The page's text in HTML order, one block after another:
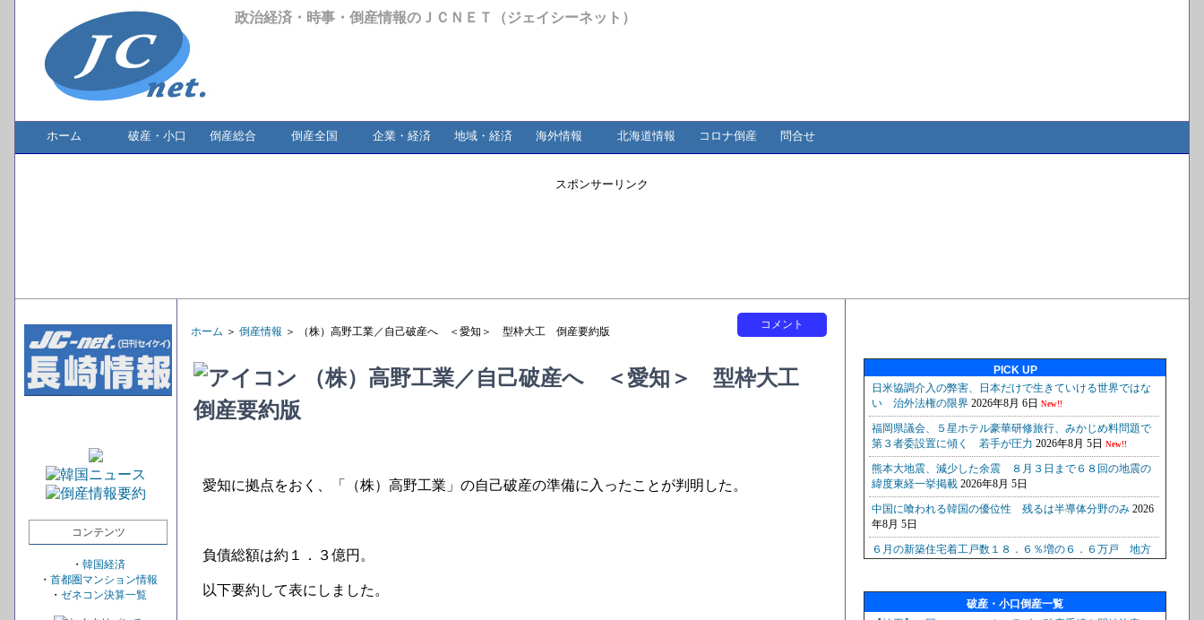
政治経済・時事・倒産情報のＪＣＮＥＴ（ジェイシーネット）
ホーム 破産・小口 倒産総合 倒産全国 企業・経済 地域・経済 海外情報 北海道情報 コロナ倒産 問合せ
スポンサーリンク
コンテンツ
・ 韓国経済
・ 首都圏マンション情報
・ ゼネコン決算一覧
コメント
ホーム ＞ 倒産情報 ＞ （株）高野工業／自己破産へ ＜愛知＞ 型枠大工 倒産要約版
（株）高野工業／自己破産へ ＜愛知＞ 型枠大工
倒産要約版
愛知に拠点をおく、「（株）高野工業」の自己破産の準備に入ったことが判明した。
負債総額は約１．３億円。
以下要約して表にしました。
PICK UP
破産・小口倒産一覧